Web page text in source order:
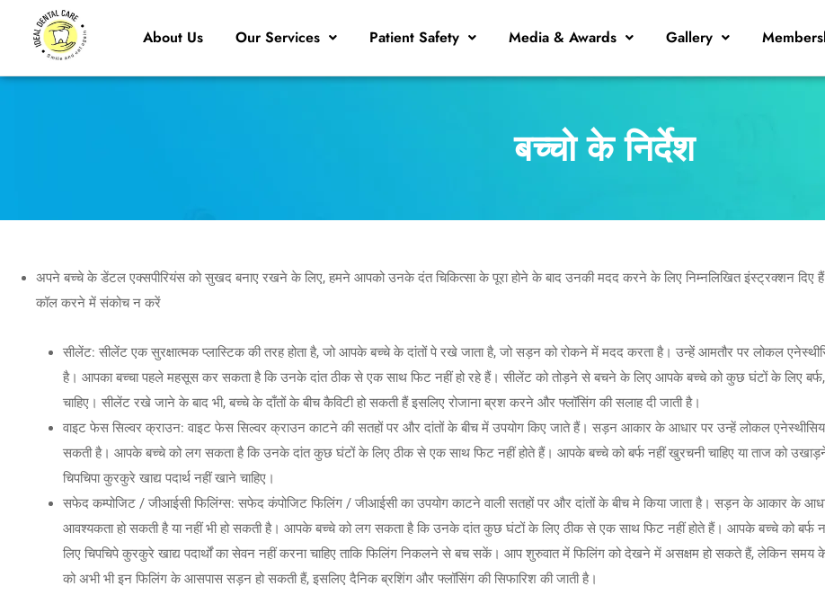
About Us Our Services Patient Safety Media & Awards Gallery
बच्चो के निर्देश
अपने बच्चे के डेंटल एक्सपीरियंस को सुखद बनाए रखने के लिए, हमने आपको उनके दंत चिकित्सा के पूरा होने के बाद उनकी मदद करने के लिए निम्नलिखित इंस्ट्रक्शन दिए
कॉल करने में संकोच न करें
सीलेंट: सीलेंट एक सुरक्षात्मक प्लास्टिक की तरह होता है, जो आपके बच्चे के दांतों पे रखे जाता है, जो सड़न को रोकने में मदद करता है। उन्हें आमतौर पर लोकल
है। आपका बच्चा पहले महसूस कर सकता है कि उनके दांत ठीक से एक साथ फिट नहीं हो रहे हैं। सीलेंट को तोड़ने से बचने के लिए आपके बच्चे को कुछ घंटों के लिए बर्फ,
चाहिए। सीलेंट रखे जाने के बाद भी, बच्चे के दाँतों के बीच कैविटी हो सकती हैं इसलिए रोजाना ब्रश करने और फ्लॉसिंग की सलाह दी जाती है।
वाइट फेस सिल्वर क्राउन: वाइट फेस सिल्वर क्राउन काटने की सतहों पर और दांतों के बीच में उपयोग किए जाते हैं। सड़न आकार के आधार पर उन्हें लोकल एनेस्थीसिया
सकती है। आपके बच्चे को लग सकता है कि उनके दांत कुछ घंटों के लिए ठीक से एक साथ फिट नहीं होते हैं। आपके बच्चे को बर्फ नहीं खुरचनी चाहिए या ताज को
चिपचिपा कुरकुरे खाद्य पदार्थ नहीं खाने चाहिए।
सफेद कम्पोजिट / जीआईसी फिलिंग्स: सफेद कंपोजिट फिलिंग / जीआईसी का उपयोग काटने वाली सतहों पर और दांतों के बीच मे किया जाता है। सड़न के आकार के
आवश्यकता हो सकती है या नहीं भी हो सकती है। आपके बच्चे को लग सकता है कि उनके दांत कुछ घंटों के लिए ठीक से एक साथ फिट नहीं होते हैं। आपके बच्चे को बर्फ
लिए चिपचिपे कुरकुरे खाद्य पदार्थों का सेवन नहीं करना चाहिए ताकि फिलिंग निकलने से बच सकें। आप शुरुवात में फिलिंग को देखने में असक्षम हो सकते हैं, लेकिन समय
को अभी भी इन फिलिंग के आसपास सड़न हो सकती हैं, इसलिए दैनिक ब्रशिंग और फ्लॉसिंग की सिफारिश की जाती है।